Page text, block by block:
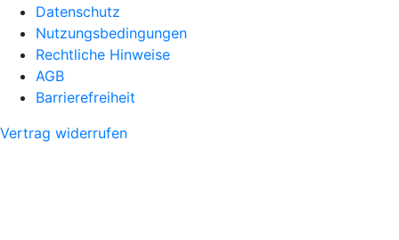
Datenschutz
Nutzungsbedingungen
Rechtliche Hinweise
AGB
Barrierefreiheit
Vertrag widerrufen